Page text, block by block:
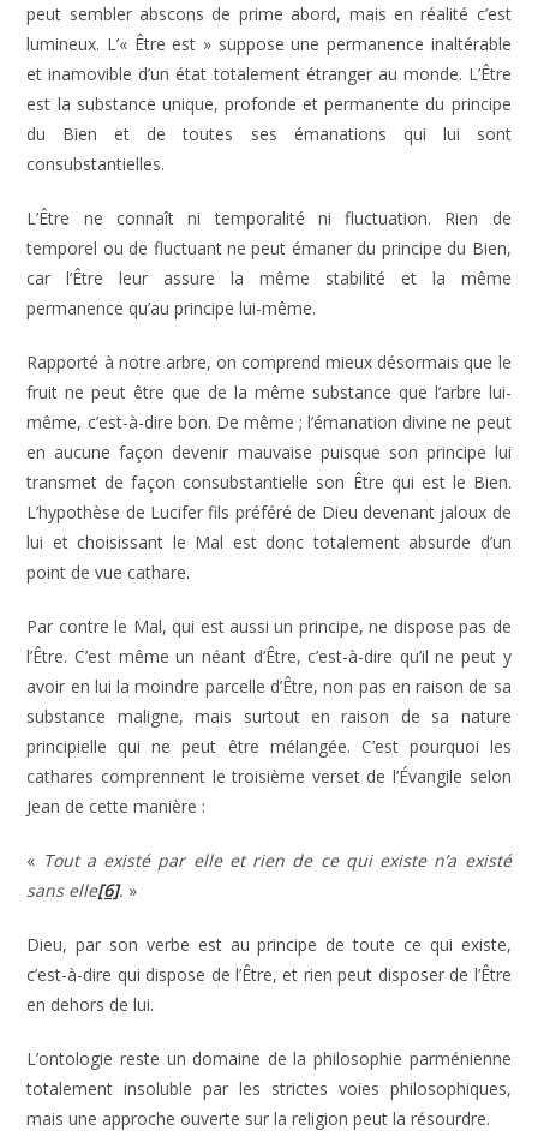
peut sembler abscons de prime abord, mais en réalité c’est
lumineux. L’« Être est » suppose une permanence inaltérable
et inamovible d’un état totalement étranger au monde. L’Être
est la substance unique, profonde et permanente du principe
du Bien et de toutes ses émanations qui lui sont
consubstantielles.
L’Être ne connaît ni temporalité ni fluctuation. Rien de
temporel ou de fluctuant ne peut émaner du principe du Bien,
car l’Être leur assure la même stabilité et la même
permanence qu’au principe lui-même.
Rapporté à notre arbre, on comprend mieux désormais que le
fruit ne peut être que de la même substance que l’arbre lui-
même, c’est-à-dire bon. De même ; l’émanation divine ne peut
en aucune façon devenir mauvaise puisque son principe lui
transmet de façon consubstantielle son Être qui est le Bien.
L’hypothèse de Lucifer fils préféré de Dieu devenant jaloux de
lui et choisissant le Mal est donc totalement absurde d’un
point de vue cathare.
Par contre le Mal, qui est aussi un principe, ne dispose pas de
l’Être. C’est même un néant d’Être, c’est-à-dire qu’il ne peut y
avoir en lui la moindre parcelle d’Être, non pas en raison de sa
substance maligne, mais surtout en raison de sa nature
principielle qui ne peut être mélangée. C’est pourquoi les
cathares comprennent le troisième verset de l’Évangile selon
Jean de cette manière :
« Tout a existé par elle et rien de ce qui existe n’a existé
sans elle[6]. »
Dieu, par son verbe est au principe de toute ce qui existe,
c’est-à-dire qui dispose de l’Être, et rien peut disposer de l’Être
en dehors de lui.
L’ontologie reste un domaine de la philosophie parménienne
totalement insoluble par les strictes voies philosophiques,
mais une approche ouverte sur la religion peut la résourdre.